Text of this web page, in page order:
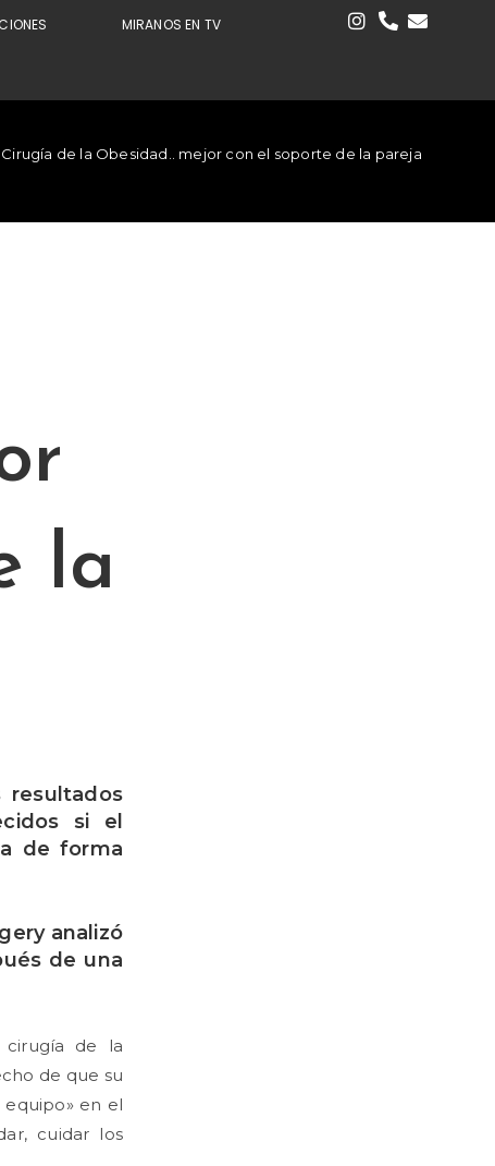
MIRANOS EN TV
Cirugía de la Obesidad.. mejor con el soporte de la pareja
la
resultados
si el
de forma
analizó
de una
cirugía de la
de que su
en el
cuidar los